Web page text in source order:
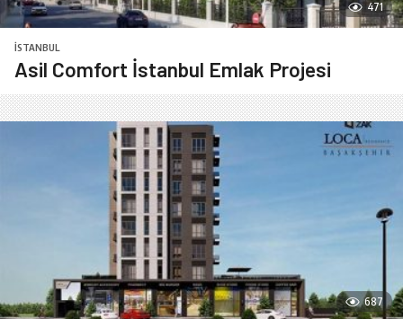
471
İSTANBUL
Asil Comfort İstanbul Emlak Projesi
687